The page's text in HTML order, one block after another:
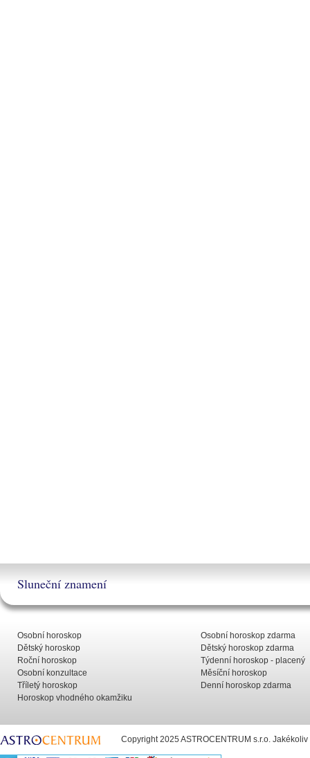
Sluneční znamení
Osobní horoskop
Dětský horoskop
Roční horoskop
Osobní konzultace
Tříletý horoskop
Horoskop vhodného okamžiku
Osobní horoskop zdarma
Dětský horoskop zdarma
Týdenní horoskop - placený
Měsíční horoskop
Denní horoskop zdarma
Copyright 2025 ASTROCENTRUM s.r.o.